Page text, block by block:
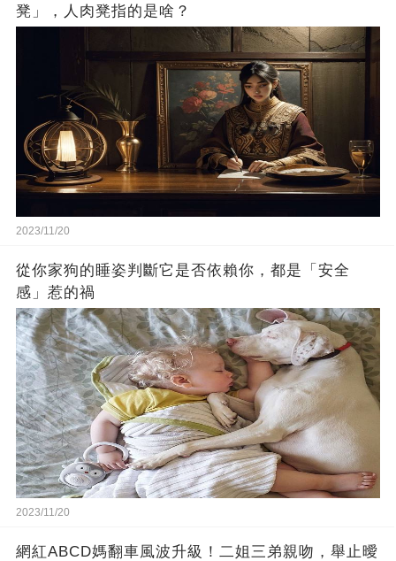
凳」，人肉凳指的是啥？
2023/11/20
從你家狗的睡姿判斷它是否依賴你，都是「安全
感」惹的禍
2023/11/20
網紅ABCD媽翻車風波升級！二姐三弟親吻，舉止曖